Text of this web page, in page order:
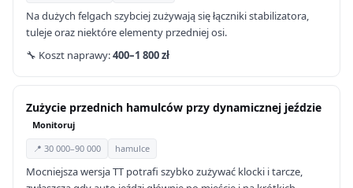
Na dużych felgach szybciej zużywają się łączniki stabilizatora,
tuleje oraz niektóre elementy przedniej osi.
🔧 Koszt naprawy:400–1 800 zł
Zużycie przednich hamulców przy dynamicznej jeździe
Monitoruj
📍 30 000–90 000
hamulce
Mocniejsza wersja TT potrafi szybko zużywać klocki i tarcze,